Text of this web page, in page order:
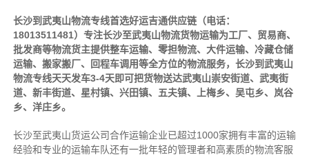
长沙到武夷山物流专线首选好运吉通供应链（电话：
18013511481）专注长沙至武夷山物流货物运输为工厂、贸易商、
批发商等物流货主提供整车运输、零担物流、大件运输、冷藏仓储
运输、搬家搬厂、回程车调用等全方位的物流服务，长沙到武夷山
物流专线天天发车3-4天即可把货物送达武夷山崇安街道、武夷街
道、新丰街道、星村镇、兴田镇、五夫镇、上梅乡、吴屯乡、岚谷
乡、洋庄乡。
长沙至武夷山货运公司合作运输企业已超过1000家拥有丰富的运输
经验和专业的运输车队还有一批年轻的管理者和高素质的物流客服